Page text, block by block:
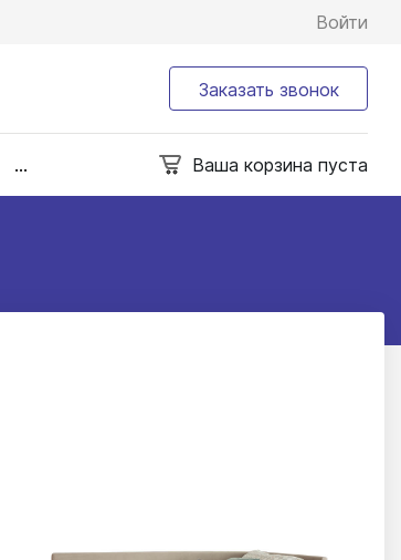
Войти
Заказать звонок
... Ваша корзина пуста